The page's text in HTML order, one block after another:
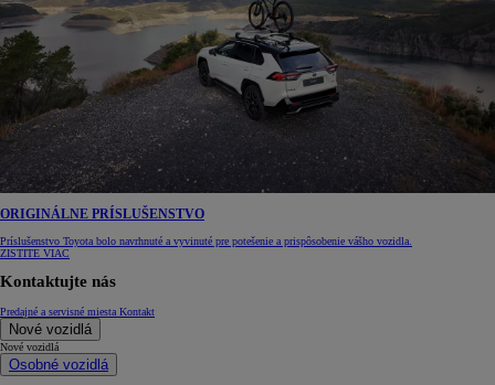
ORIGINÁLNE PRÍSLUŠENSTVO
Príslušenstvo Toyota bolo navrhnuté a vyvinuté pre potešenie a prispôsobenie vášho vozidla.
ZISTITE VIAC
Kontaktujte nás
Predajné a servisné miesta Kontakt
Nové vozidlá
Nové vozidlá
Osobné vozidlá